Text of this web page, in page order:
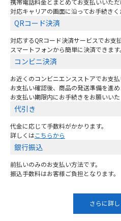
対応キャリアの画面に沿ってお手続きく
QRコード決済
対応するQRコード決済サービスでお支
スマートフォンから簡単に決済できます。
コンビニ決済
お近くのコンビニエンスストアでお支払
お支払い確認後、商品の発送準備を進め
お支払い期限内にお手続きをお願いいた
代引き
代金に応じて手数料がかかります。
詳しくはこちらから
銀行振込
前払いのみのお支払い方法です。
振込手数料はお客様ご負担となります。
さらに詳